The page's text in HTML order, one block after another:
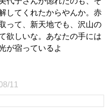
してくれたからやんか。赤
って、新天地でも、沢山の
欲しいな。あなたの手には
が宿っているよ
11